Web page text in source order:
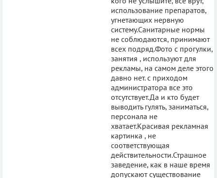
использование препаратов,
угнетающих нервную
систему.Санитарные нормы
не соблюдаются, принимают
всех подряд.Фото с прогулки,
занятия , используют для
рекламы, на самом деле этого
давно нет. с приходом
администратора все это
отсутствует.Да и кто будет
выводить гулять, заниматься,
персонала не
хватает.Красивая рекламная
картинка , не
соответствующая
действительности.Страшное
заведение, как в наше время
допускают существование